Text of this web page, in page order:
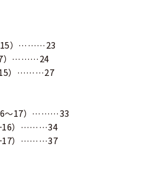
15）………23
7）………24
15）………27
16～17）………33
16）………34
17）………37